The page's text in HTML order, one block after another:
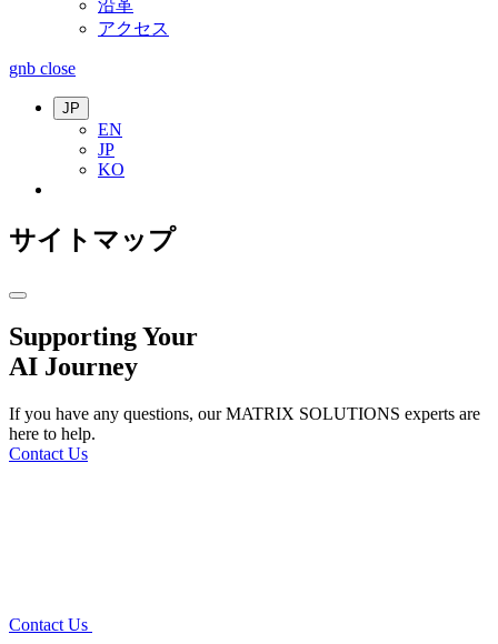
沿革
アクセス
gnb close
JP
EN
JP
KO
サイトマップ
Supporting Your
AI Journey
If you have any questions, our MATRIX SOLUTIONS experts are
here to help.
Contact Us
Contact Us